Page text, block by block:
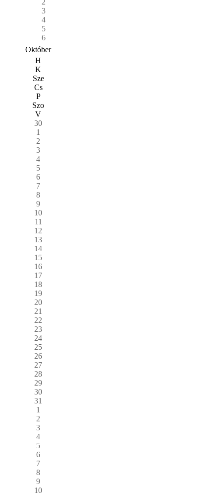
3
4
5
6
Október
H
K
Sze
Cs
P
Szo
V
30
1
2
3
4
5
6
7
8
9
10
11
12
13
14
15
16
17
18
19
20
21
22
23
24
25
26
27
28
29
30
31
1
2
3
4
5
6
7
8
9
10